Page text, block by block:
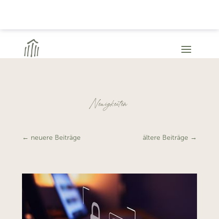
Neuigkeiten
← neuere Beiträge ältere Beiträge →